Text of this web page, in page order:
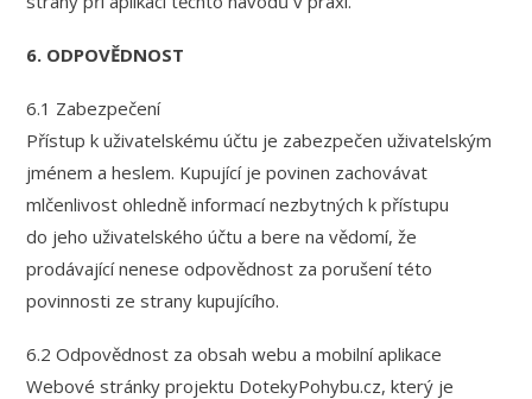
6. ODPOVĚDNOST
6.1 Zabezpečení
Přístup k uživatelskému účtu je zabezpečen uživatelským
jménem a heslem. Kupující je povinen zachovávat
mlčenlivost ohledně informací nezbytných k přístupu
do jeho uživatelského účtu a bere na vědomí, že
prodávající nenese odpovědnost za porušení této
povinnosti ze strany kupujícího.
6.2 Odpovědnost za obsah webu a mobilní aplikace
Webové stránky projektu DotekyPohybu.cz, který je